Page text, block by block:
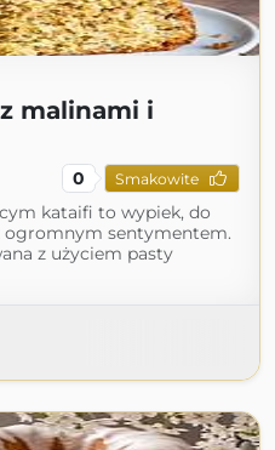
malinami i
0 Smakowite
kataifi to wypiek, do
sentymentem.
z użyciem pasty